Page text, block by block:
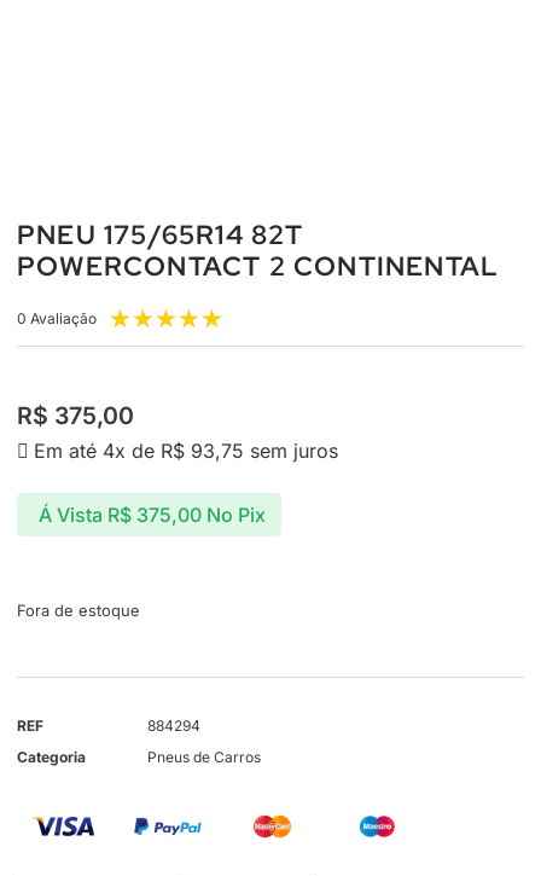
PNEU 175/65R14 82T
POWERCONTACT 2 CONTINENTAL
0 Avaliação ★★★★★
R$ 375,00
Em até 4x de R$ 93,75 sem juros
Á Vista R$375,00 No Pix
Fora de estoque
REF
884294
Categoria
Pneus de Carros